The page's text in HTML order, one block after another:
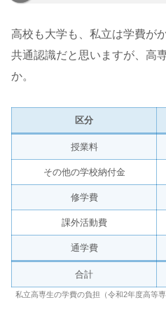
高校も大学も、私立は学費が
共通認識だと思いますが、高
か。
区分
授業料
その他の学校納付金
修学費
課外活動費
通学費
合計
私立高専生の学費の負担（令和2年度高等